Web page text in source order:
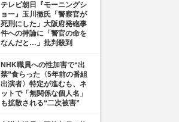
テレビ朝日『モーニングシ
ョー』玉川徹氏「警察官が
死刑にした」大阪府発砲事
件への持論に「警官の命を
なんだと…」批判殺到
NHK職員への性加害で“出
禁”食らった〈5年前の番組
出演者〉特定が進むも、ネ
ットで「無関係な個人名」
も拡散される“二次被害”